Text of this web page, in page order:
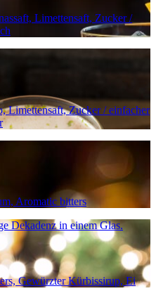
Limettensaft, Zucker /
Limettensaft, Zucker / einfacher
Aromatic bitters
Dekadenz in einem Glas.
Gewürzter Kürbissirup, Ei